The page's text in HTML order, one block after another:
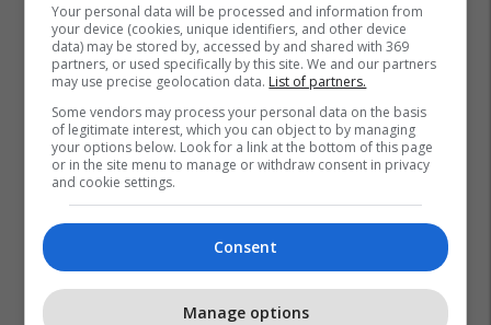
Your personal data will be processed and information from
your device (cookies, unique identifiers, and other device
data) may be stored by, accessed by and shared with 369
partners, or used specifically by this site. We and our partners
may use precise geolocation data. List of partners.
Some vendors may process your personal data on the basis
of legitimate interest, which you can object to by managing
your options below. Look for a link at the bottom of this page
or in the site menu to manage or withdraw consent in privacy
and cookie settings.
Consent
Manage options